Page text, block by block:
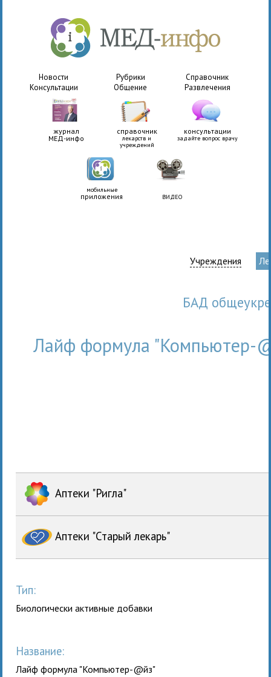
Новости Рубрики
Справочник
Консультации
Общение Развлечения
журнал
МЕД-инфо
справочник
лекарств и
учреждений
консультации
задайте вопрос врачу
мобильные
приложения ВИДЕО
Учреждения
БАД
Лайф формула "Компьютер-
Аптеки "Ригла"
Аптеки "Старый лекарь"
Тип:
Биологически активные добавки
Название:
Лайф формула "Компьютер-@йз"